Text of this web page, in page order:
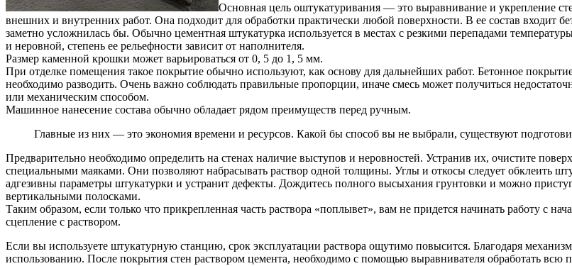
Основная цель оштукатуривания — это выравнивание и укрепление
внешних и внутренних работ. Она подходит для обработки практически любой поверхности. В ее состав входит
заметно усложнилась бы. Обычно цементная штукатурка используется в местах с резкими перепадами
и неровной, степень ее рельефности зависит от наполнителя.
Размер каменной крошки может варьироваться от 0, 5 до 1, 5 мм.
При отделке помещения такое покрытие обычно используют, как основу для дальнейших работ. Бетонное
необходимо разводить. Очень важно соблюдать правильные пропорции, иначе смесь может получиться
или механическим способом.
Машинное нанесение состава обычно обладает рядом преимуществ перед ручным.
Главные из них — это экономия времени и ресурсов. Какой бы способ вы не выбрали, существуют
Предварительно необходимо определить на стенах наличие выступов и неровностей. Устранив их, очистите
специальными маяками. Они позволяют набрасывать раствор одной толщины. Углы и откосы следует обклеить
адгезивны параметры штукатурки и устранит дефекты. Дождитесь полного высыхания грунтовки и можно
вертикальными полосками.
Таким образом, если только что прикрепленная часть раствора «поплывет», вам не придется начинать работу с
сцепление с раствором.
Если вы используете штукатурную станцию, срок эксплуатации раствора ощутимо повысится. Благодаря
использованию. После покрытия стен раствором цемента, необходимо с помощью выравнивателя обработать всю